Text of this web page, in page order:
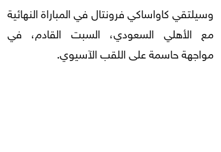
وسيلتقي كاواساكي فرونتال في المباراة النهائية
مع الأهلي السعودي، السبت القادم، في
مواجهة حاسمة على اللقب الآسيوي.